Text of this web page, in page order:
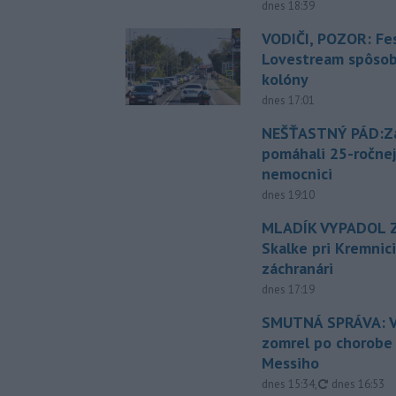
dnes 18:39
VODIČI, POZOR:
Lovestream
kolóny
dnes 17:01
NEŠŤASTNÝ
pomáhali 25-
nemocnici
dnes 19:10
MLADÍK VYPADOL
Skalke pri
záchranári
dnes 17:19
SMUTNÁ
zomrel po
Messiho
dnes 15:34, aktualizované
dnes 16:53